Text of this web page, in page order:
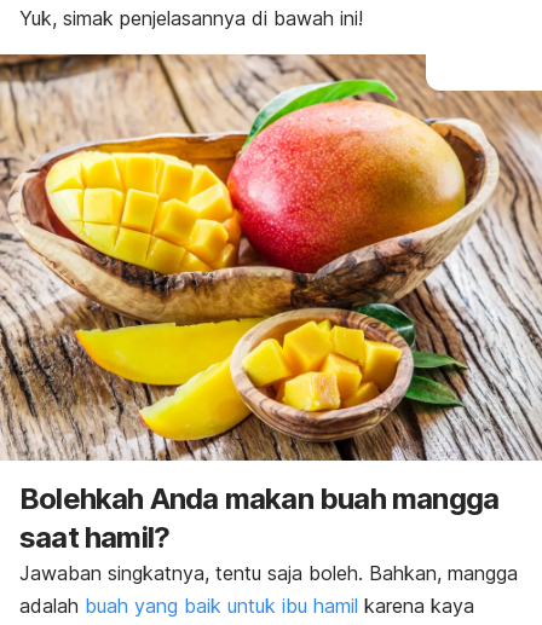
Yuk, simak penjelasannya di bawah ini!
Bolehkah Anda makan buah mangga
saat hamil?
Jawaban singkatnya, tentu saja boleh. Bahkan, mangga
adalah buah yang baik untuk ibu hamil karena kaya